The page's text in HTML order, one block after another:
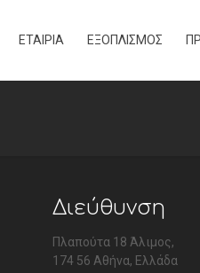
ΕΤΑΙΡΙΑ ΕΞΟΠΛΙΣΜΟΣ
Διεύθυνση
Πλαπούτα 18 Άλιμος,
174 56 Αθήνα, Ελλάδα